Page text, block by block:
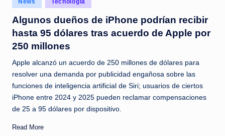
c
i
a
a
l
i
n
in
News Tecnología
Algunos dueños de iPhone podrían recibir
hasta 95 dólares tras acuerdo de Apple por
250 millones
Apple alcanzó un acuerdo de 250 millones de dólares para
resolver una demanda por publicidad engañosa sobre las
funciones de inteligencia artificial de Siri; usuarios de ciertos
iPhone entre 2024 y 2025 pueden reclamar compensaciones
de 25 a 95 dólares por dispositivo.
Read More